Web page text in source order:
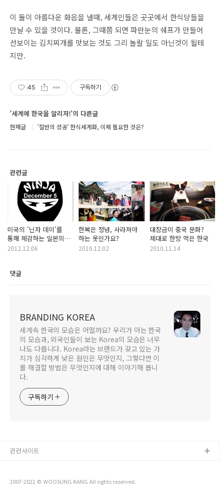
이 둘이 아름다운 화음을 낼때, 세계인들은 곳곳에서 한식당들을
만날 수 있을 것이다. 물론, 그때쯤 되면 파란눈의 쉐프가 만들어
선보이는 김치찌개를 맛보는 것도 그리 놀랄 일도 아닌것이 될테
지만.
45 구독하기
'세계에 한국을 알리자!'의 다른글
현재글 '절반의 성공' 한식세계화, 이제 필요한 것은?
관련글
미국의 '닌자 데이'를
통해 체감하는 일본의
소프트 파워
2012.12.06
한복은 정녕, 사라져야
하는 옷인가요?
2010.12.02
대장금이 중국 문화?
제대로 한방 먹은 한국
2010.11.14
댓글
BRANDING KOREA
세계속 한국의 모습은 어떨까요? 우리가 아는 한국
의 모습과, 외국인들이 보는 Korea의 모습은 너무
나도 다릅니다. Korea라는 브랜드가 갖고 있는 가
치가 심각하게 낮은 원인은 무엇인지, 그렇다면 이
를 해결할 방법은 무엇인지에 대해 이야기해 봅니
다.
구독하기
2007-2022 © WOOSUNG KANG All rights reserved.
관련사이트